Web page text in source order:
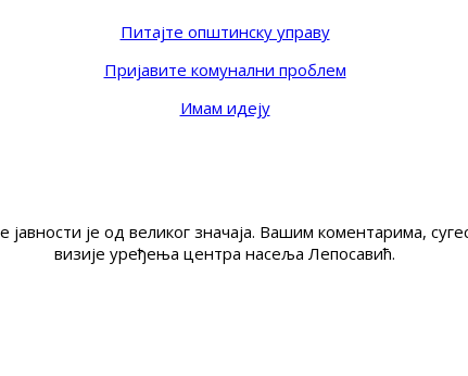
Питајте општинску управу
Пријавите комунални проблем
Имам идеју
је од великог значаја. Вашим коментарима,
визије уређења центра насеља Лепосавић.